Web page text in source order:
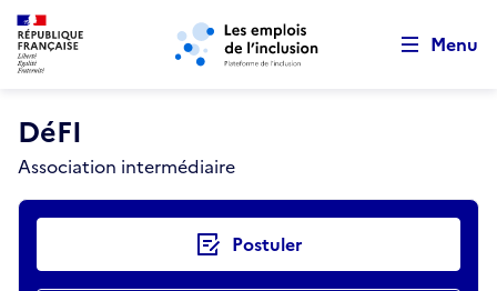
Aller au menu principal Aller au contenu principal
Menu
DéFI
Association intermédiaire
Actions rapides Postuler
Retour au début de la page
Panneau de gestion des cookies